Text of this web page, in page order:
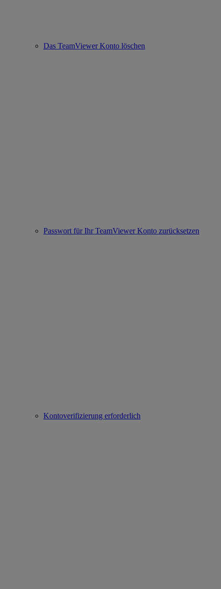
Das TeamViewer Konto löschen
Passwort für Ihr TeamViewer Konto zurücksetzen
Kontoverifizierung erforderlich